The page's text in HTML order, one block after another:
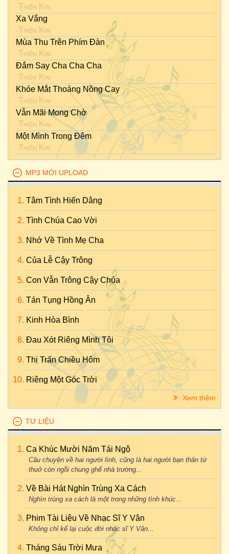
Thiên Kim
Xa Vắng
Thiên Kim
Mùa Thu Trên Phím Đàn
Thiên Kim
Đắm Say Cha Cha Cha
Thiên Kim
Khóe Mắt Thoáng Nồng Cay
Thiên Kim
Vẫn Mãi Mong Chờ
Thiên Kim
Một Mình Trong Đêm
Thiên Kim
MP3 MỚI UPLOAD
Tâm Tình Hiến Dâng
Tình Chúa Cao Vời
Nhớ Về Tình Mẹ Cha
Của Lễ Cậy Trông
Con Vẫn Trông Cậy Chúa
Tán Tụng Hồng Ân
Kinh Hòa Bình
Đau Xót Riêng Mình Tôi
Thị Trấn Chiều Hôm
Riêng Một Góc Trời
Xem thêm
TƯ LIỆU
Ca Khúc Mười Năm Tái Ngộ
Câu chuyện về hai người lính, cũng là hai người bạn thân từ
thuở còn ngồi chung ghế nhà trường...
Về Bài Hát Nghìn Trùng Xa Cách
Nghìn trùng xa cách là một trong những tình khúc...
Phim Tài Liệu Về Nhạc Sĩ Y Vân
Không chỉ kể lại cuộc đời nhạc sĩ Y Vân...
Tháng Sáu Trời Mưa